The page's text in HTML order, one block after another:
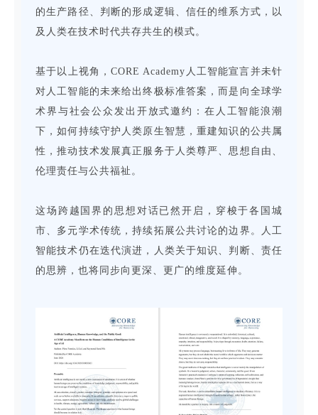
的生产路径、判断的形成逻辑、信任的维系方式，以
及人类在技术时代共存共生的模式。
基于以上视角，CORE Academy人工智能宣言并未针
对人工智能的未来给出终极标准答案，而是向全球学
术界与社会公众发出开放式邀约：在人工智能浪潮
下，如何持续守护人类原生智慧，重建知识的公共属
性，推动技术发展真正服务于人类尊严、思想自由、
伦理责任与公共福祉。
这场跨越国界的思想对话已然开启，穿梭于各国城
市、多元学术传统，持续拓展公共讨论的边界。人工
智能技术仍在迭代演进，人类关于知识、判断、责任
的思辨，也将同步向更深、更广的维度延伸。